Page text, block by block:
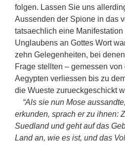
folgen. Lassen Sie uns
Aussenden der Spione in das
tatsaechlich eine
Unglaubens an Gottes Wort
zehn Gelegenheiten, bei
Frage stellten – gemessen
Aegypten verliessen bis zu
die Wueste zurueckgeschickt
“Als sie nun Mose
erkunden, sprach er zu ihnen:
Suedland und geht auf das
Land an, wie es ist, und das